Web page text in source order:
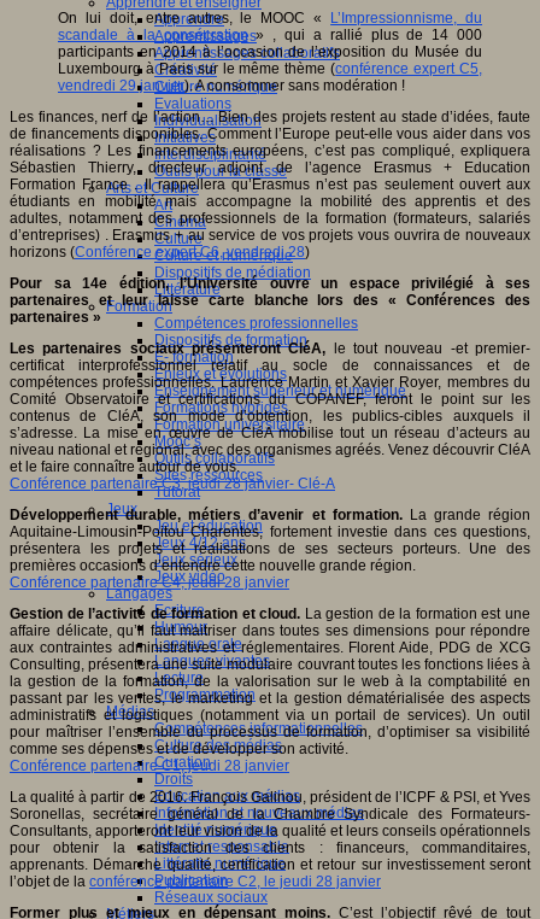
Apprendre
Apprentissages
Apprentissages collaboratifs
Créativité
Culture numérique
Evaluations
Individualisation
Initiatives
Interdisciplinarité
Outils pour la classe
Arts et Culture
Art
Cinéma
Culture
Culture et numérique
Dispositifs de médiation
Littérature
Formation
Compétences professionnelles
Dispositifs de formation
E- formation
Enjeux et évolutions
Enseignement supérieur et numérique
Formations hybrides
Formation universitaire
Mooc’s
Outils collaboratifs
Sites ressources
Tutorat
Jeux
Jeu et éducation
Jeux 4/12 ans
Jeux sérieux
Jeux vidéo
Langages
Ecriture
Humour
Langue orale
Langues vivantes
Lecture
Programmation
Médias
Compétences informationnelles
Culture des médias
Curation
Droits
Education aux médias
Information et nouveaux médias
Identité numérique
Internet responsable
Littératie numérique
Publication
Réseaux sociaux
Métiers
On lui doit, entre autres, le MOOC « L’Impressionnisme, du
scandale à la consécration» , qui a rallié plus de 14 000
participants en 2014 à l’occasion de l’exposition du Musée du
Luxembourg à Paris sur le même thème (conférence expert C5,
vendredi 29 janvier). A consommer sans modération !
Les finances, nerf de l’action… Bien des projets restent au stade d’idées, faute
de financements disponibles. Comment l’Europe peut-elle vous aider dans vos
réalisations ? Les financements européens, c’est pas compliqué, expliquera
Sébastien Thierry, directeur adjoint de l’agence Erasmus + Education
Formation France . Il rappellera qu’Erasmus n’est pas seulement ouvert aux
étudiants en mobilité mais accompagne la mobilité des apprentis et des
adultes, notamment des professionnels de la formation (formateurs, salariés
d’entreprises) . Erasmus + au service de vos projets vous ouvrira de nouveaux
horizons (Conférence expert C6, vendredi 28)
Pour sa 14e édition, l’Université ouvre un espace privilégié à ses
partenaires et leur laisse carte blanche lors des « Conférences des
partenaires »
Les partenaires sociaux présenteront CléA, le tout nouveau -et premier-
certificat interprofessionnel relatif au socle de connaissances et de
compétences professionnelles. Laurence Martin et Xavier Royer, membres du
Comité Observatoire et certifications du COPANEF, feront le point sur les
contenus de CléA, son mode d’obtention, les publics-cibles auxquels il
s’adresse. La mise en œuvre de CléA mobilise tout un réseau d’acteurs au
niveau national et régional, avec des organismes agréés. Venez découvrir CléA
et le faire connaître autour de vous.
Conférence partenaire C3, jeudi 28 janvier- Clé-A
Développement durable, métiers d’avenir et formation.La grande région
Aquitaine-Limousin-Poitou Charentes, fortement investie dans ces questions,
présentera les projets et réalisations de ses secteurs porteurs. Une des
premières occasions d’entendre cette nouvelle grande région.
Conférence partenaire C4, jeudi 28 janvier
Gestion de l’activité de formation et cloud. La gestion de la formation est une
affaire délicate, qu’il faut maitriser dans toutes ses dimensions pour répondre
aux contraintes administratives et réglementaires. Florent Aide, PDG de XCG
Consulting, présentera une suite modulaire couvrant toutes les fonctions liées à
la gestion de la formation, de la valorisation sur le web à la comptabilité en
passant par les ventes, le marketing et la gestion dématérialisée des aspects
administratifs et logistiques (notamment via un portail de services). Un outil
pour maîtriser l’ensemble du processus de formation, d’optimiser sa visibilité
comme ses dépenses et de développer son activité.
Conférence partenaire C1, jeudi 28 janvier
La qualité à partir de 2016. François Galinou, président de l’ICPF & PSI, et Yves
Soronellas, secrétaire général de la Chambre Syndicale des Formateurs-
Consultants, apporteront leur vision de la qualité et leurs conseils opérationnels
pour obtenir la satisfaction des clients : financeurs, commanditaires,
apprenants. Démarche qualité, certification et retour sur investissement seront
l’objet de la conférence partenaire C2, le jeudi 28 janvier
Former plus et mieux en dépensant moins. C’est l’objectif rêvé de tout